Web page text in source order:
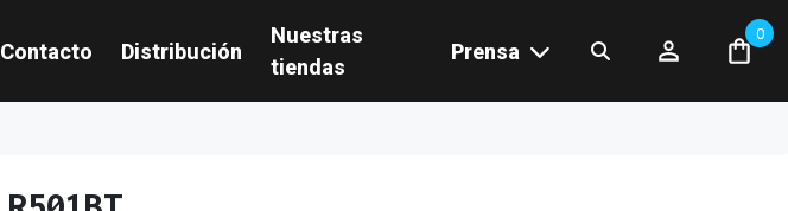
Contacto Distribución
Nuestras
tiendas
Prensa
0